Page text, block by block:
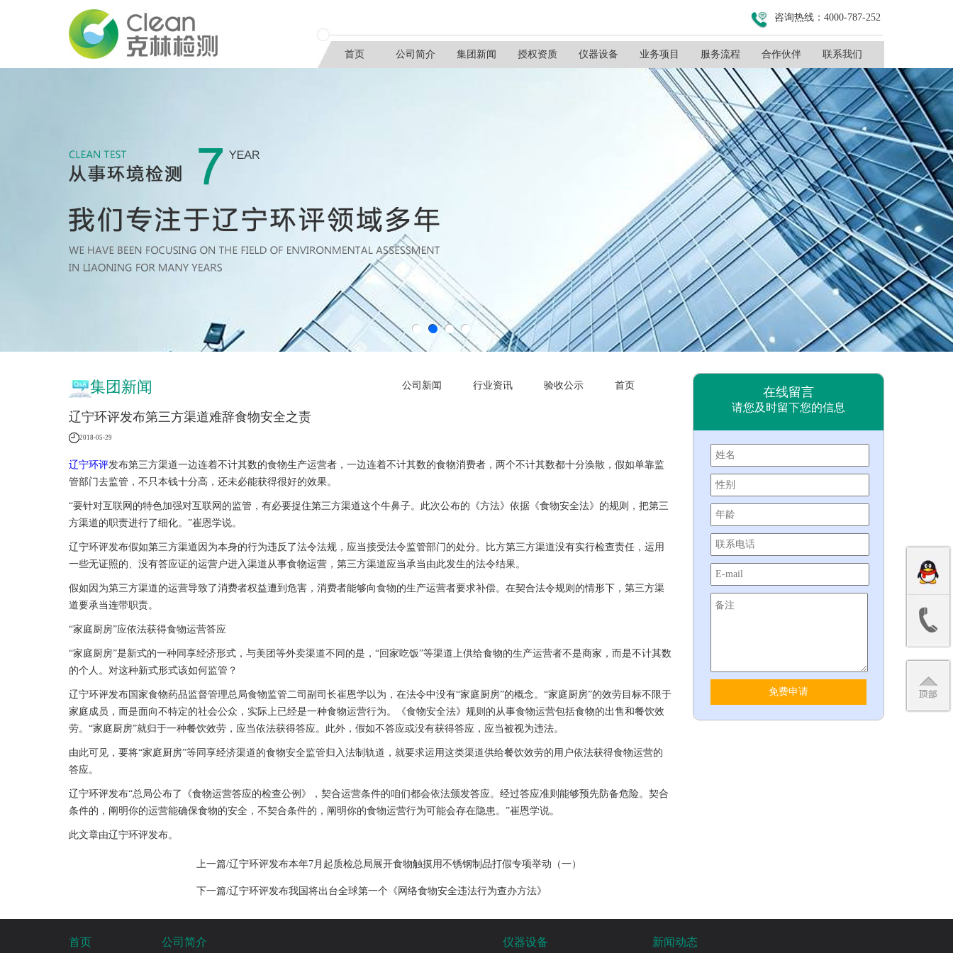
咨询热线：4000-787-252
首页 公司简介 集团新闻 授权资质 仪器设备 业务项目 服务流程 合作伙伴 联系我们
在线留言
请您及时留下您的信息
公司新闻 行业资讯 验收公示 首页
集团新闻
辽宁环评发布第三方渠道难辞食物安全之责
2018-05-29
辽宁环评发布第三方渠道一边连着不计其数的食物生产运营者，一边连着不计其数的食物消费者，两个不计其数都十分涣散，假如单靠监
管部门去监管，不只本钱十分高，还未必能获得很好的效果。
“要针对互联网的特色加强对互联网的监管，有必要捉住第三方渠道这个牛鼻子。此次公布的《方法》依据《食物安全法》的规则，把第三
方渠道的职责进行了细化。”崔恩学说。
辽宁环评发布假如第三方渠道因为本身的行为违反了法令法规，应当接受法令监管部门的处分。比方第三方渠道没有实行检查责任，运用
一些无证照的、没有答应证的运营户进入渠道从事食物运营，第三方渠道应当承当由此发生的法令结果。
假如因为第三方渠道的运营导致了消费者权益遭到危害，消费者能够向食物的生产运营者要求补偿。在契合法令规则的情形下，第三方渠
道要承当连带职责。
“家庭厨房”应依法获得食物运营答应
“家庭厨房”是新式的一种同享经济形式，与美团等外卖渠道不同的是，“回家吃饭”等渠道上供给食物的生产运营者不是商家，而是不计其数
的个人。对这种新式形式该如何监管？
辽宁环评发布国家食物药品监督管理总局食物监管二司副司长崔恩学以为，在法令中没有“家庭厨房”的概念。“家庭厨房”的效劳目标不限于
家庭成员，而是面向不特定的社会公众，实际上已经是一种食物运营行为。《食物安全法》规则的从事食物运营包括食物的出售和餐饮效
劳。“家庭厨房”就归于一种餐饮效劳，应当依法获得答应。此外，假如不答应或没有获得答应，应当被视为违法。
由此可见，要将“家庭厨房”等同享经济渠道的食物安全监管归入法制轨道，就要求运用这类渠道供给餐饮效劳的用户依法获得食物运营的
答应。
辽宁环评发布“总局公布了《食物运营答应的检查公例》，契合运营条件的咱们都会依法颁发答应。经过答应准则能够预先防备危险。契合
条件的，阐明你的运营能确保食物的安全，不契合条件的，阐明你的食物运营行为可能会存在隐患。”崔恩学说。
此文章由辽宁环评发布。
上一篇/辽宁环评发布本年7月起质检总局展开食物触摸用不锈钢制品打假专项举动（一）
下一篇/辽宁环评发布我国将出台全球第一个《网络食物安全违法行为查办方法》
首页 公司简介 仪器设备 新闻动态